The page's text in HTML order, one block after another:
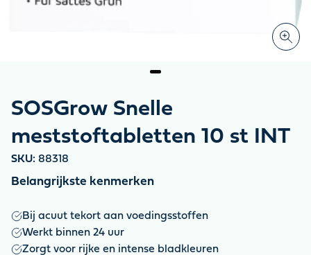
SOSGrow Snelle
meststoftabletten 10 st INT
SKU: 88318
Belangrijkste kenmerken
Bij acuut tekort aan voedingsstoffen
Werkt binnen 24 uur
Zorgt voor rijke en intense bladkleuren